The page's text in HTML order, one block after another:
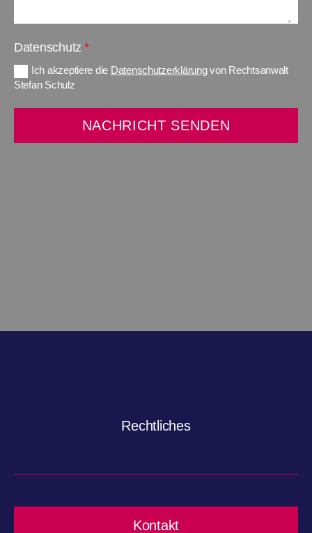
Datenschutz
Ich akzeptiere die Datenschutzerklärungvon Rechtsanwalt
Stefan Schulz
NACHRICHT SENDEN
Rechtliches
Kontakt